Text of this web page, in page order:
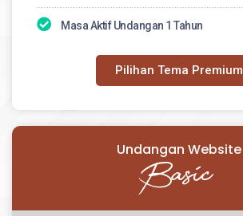
Masa Aktif Undangan 1 Tahun
Pilihan Tema Premium
Undangan Website
Basic